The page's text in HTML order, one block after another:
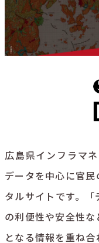
広島県インフラマ
データを中心に官
タルサイトです。
の利便性や安全性
となる情報を重ね合